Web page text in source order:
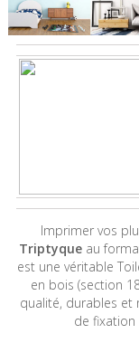
Imprimer vos
Triptyqueau
est une véritable
en bois (section
qualité, durables et
de fixation